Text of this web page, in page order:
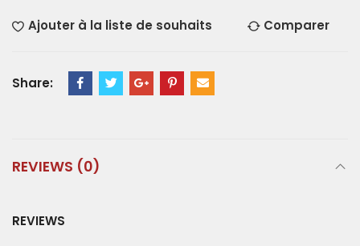
Ajouter à la liste de souhaits Comparer
Share:
REVIEWS (0)
REVIEWS